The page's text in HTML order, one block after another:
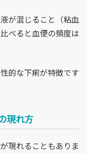
が混じること（粘血
べると血便の頻度は
的な下痢が特徴です
現れ方
現れることもありま